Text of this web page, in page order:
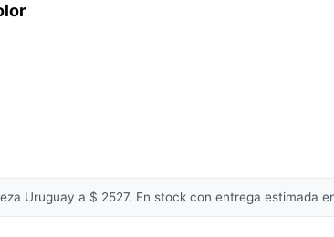
ACETIC ACID, FUMARIC ACID, PARFUM /
para tu uso personal.
Aporta brillo Sí
Uruguay a $ 2527. En stock con entrega estimada